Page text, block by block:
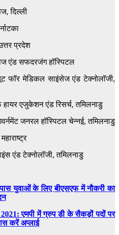
दिल्ली
प्रदेश
एंड सफदरजंग हॉस्पिटल
फॉर मेडिकल साइंसेज एंड टेक्नोलॉजी,
हायर एजुकेशन एंड रिसर्च, तमिलनाडु
जनरल हॉस्पिटल चेन्नई, तमिलनाडु
एंड टेक्नोलॉजी, तमिलनाडु
युवाओं के लिए बीएसएफ में नौकरी का
एमपी में ग्रुप डी के सैकड़ों पदों पर
करें अप्लाई